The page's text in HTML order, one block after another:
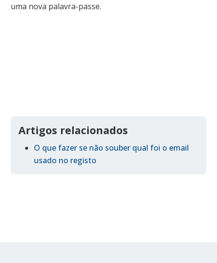
uma nova palavra-passe.
Artigos relacionados
O que fazer se não souber qual foi o email
usado no registo